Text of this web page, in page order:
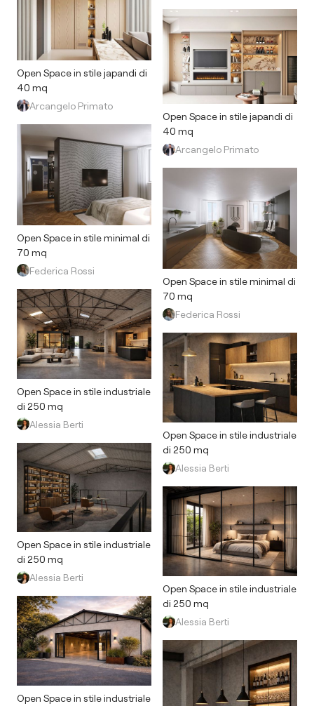
Open Space in stile japandi di
40 mq
Arcangelo Primato
Open Space in stile minimal di
70 mq
Federica Rossi
Open Space in stile industriale
di 250 mq
Alessia Berti
Open Space in stile industriale
di 250 mq
Alessia Berti
Open Space in stile industriale
Open Space in stile japandi di
40 mq
Arcangelo Primato
Open Space in stile minimal di
70 mq
Federica Rossi
Open Space in stile industriale
di 250 mq
Alessia Berti
Open Space in stile industriale
di 250 mq
Alessia Berti